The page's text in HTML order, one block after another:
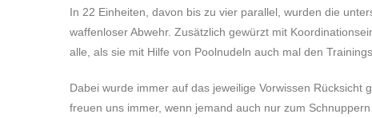
In 22 Einheiten, davon bis zu vier parallel, wurden die
waffenloser Abwehr. Zusätzlich gewürzt mit
alle, als sie mit Hilfe von Poolnudeln auch mal den
Dabei wurde immer auf das jeweilige Vorwissen
freuen uns immer, wenn jemand auch nur zum